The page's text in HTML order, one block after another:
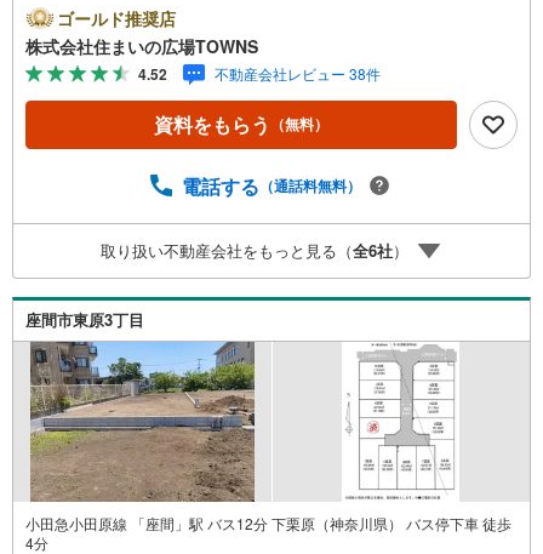
は132.47平米（公簿）あります。売地をお探しの方にぴっ
たりの土地がこちらです。中規模な公共住宅、病院、大学
と中規模店舗が建設可能なのが、第一種高層住居専用地域
です。【年中無休/9:00～21:00】人気物件は特にお問い合
わせが集中するため、お早めにお電話下さい。「室内・現
地を見学する」ボタンよりご予約頂くとご見学がスムーズ
ンのご相談○ライフプランのシミュレーション■住まいの広
お客様に合った物件をご紹介させて頂きます！ /他社様掲載
物件も併せてご紹介可能ですのでお気軽にお問い合わせ下
さい♪駐車場もございますので、お車でのお越しも大歓迎
です！
ゴールド推奨店
株式会社住まいの広場TOWNS
4.52 不動産会社レビュー 38件
資料をもらう （無料）
電話する （通話料無料）
取り扱い不動産会社をもっと見る（全6社）
座間市東原3丁目
小田急小田原線 「座間」駅 バス12分 下栗原（神奈川県） バス停下車 徒歩
4分